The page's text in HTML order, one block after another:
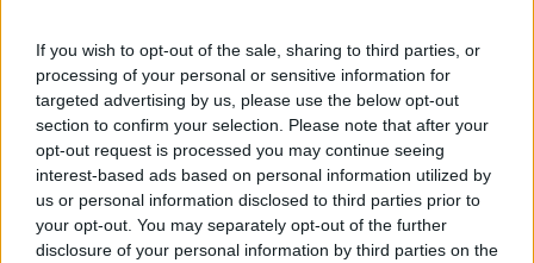
If you wish to opt-out of the sale, sharing to third parties, or
processing of your personal or sensitive information for
targeted advertising by us, please use the below opt-out
section to confirm your selection. Please note that after your
opt-out request is processed you may continue seeing
interest-based ads based on personal information utilized by
us or personal information disclosed to third parties prior to
your opt-out. You may separately opt-out of the further
disclosure of your personal information by third parties on the
Sedan 1993 har Melbourne genomgått flera
genomgripande ombyggnader av områdena längs med
vattnet. Dovey menar att Melbourne kan ses som ett
experiment i privatiserad stadsplanering och därför
också har något att lära alla de städer som i dag kämpar
med att dra till sig kapitalinvesteringar. Diskussionerna